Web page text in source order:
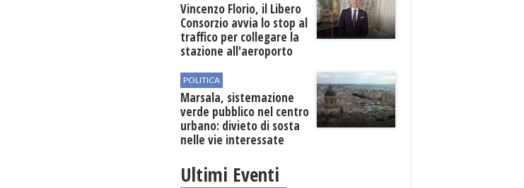
Vincenzo Florio, il Libero
Consorzio avvia lo stop al
traffico per collegare la
stazione all'aeroporto
POLITICA
Marsala, sistemazione
verde pubblico nel centro
urbano: divieto di sosta
nelle vie interessate
Ultimi Eventi